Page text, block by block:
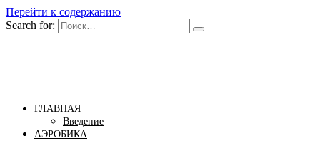
Перейти к содержанию
Search for:
ГЛАВНАЯ
Введение
АЭРОБИКА